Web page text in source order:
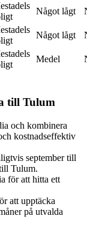
Något lågt
Något lågt
Medel
till Tulum
och kombinera
kostnadseffektiv
september till
Tulum.
för att hitta ett
att upptäcka
på utvalda